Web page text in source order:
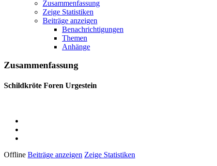
Zusammenfassung
Zeige Statistiken
Beiträge anzeigen
Benachrichtigungen
Themen
Anhänge
Zusammenfassung
Schildkröte Foren Urgestein
Offline Beiträge anzeigen Zeige Statistiken